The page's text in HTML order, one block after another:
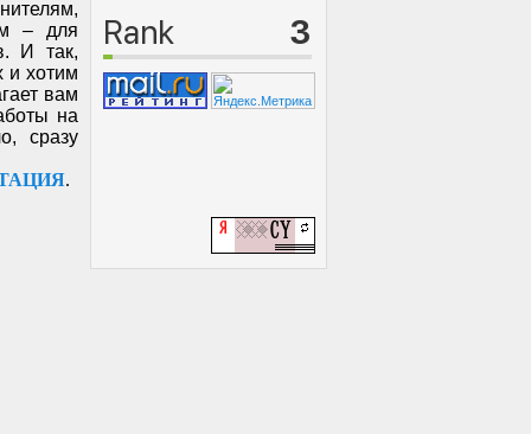
– для
И так,
и хотим
вам
на
сразу
.